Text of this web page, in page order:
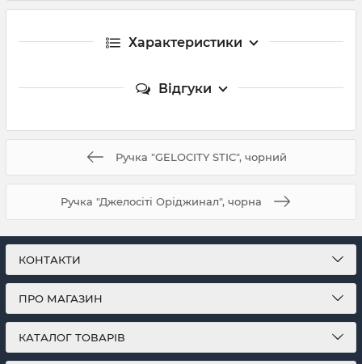
Характеристики
Відгуки
Ручка "GELOCITY STIC", чорний
Ручка "Джелосіті Оріджинал", чорна
КОНТАКТИ
ПРО МАГАЗИН
КАТАЛОГ ТОВАРІВ